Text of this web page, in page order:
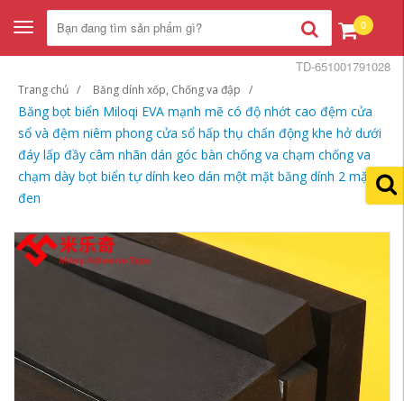
Toggle
navigation
0
Trang chủ Băng dính xốp, Chống va đập
Băng bọt biển Miloqi EVA mạnh mẽ có độ nhớt cao đệm cửa
sổ và đệm niêm phong cửa sổ hấp thụ chấn động khe hở dưới
đáy lấp đầy câm nhãn dán góc bàn chống va chạm chống va
chạm dày bọt biển tự dính keo dán một mặt băng dính 2 mặt
đen
TD-651001791028